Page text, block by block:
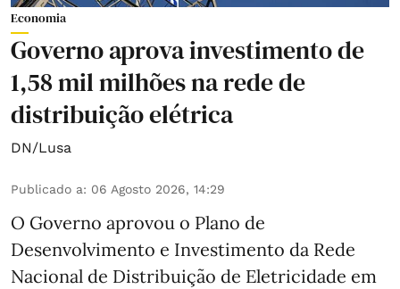
Economia
Governo aprova investimento de
1,58 mil milhões na rede de
distribuição elétrica
DN/Lusa
Publicado a: 06 Agosto 2026, 14:29
O Governo aprovou o Plano de
Desenvolvimento e Investimento da Rede
Nacional de Distribuição de Eletricidade em